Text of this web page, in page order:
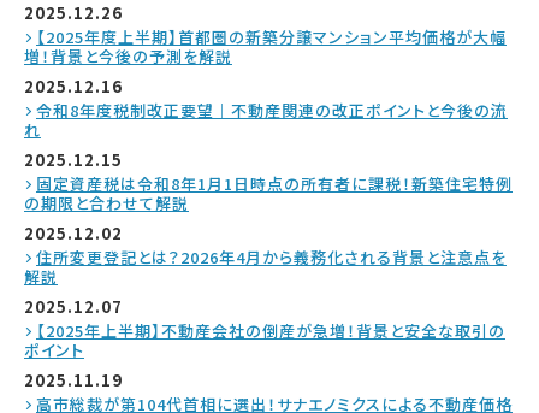
2025.12.26
【2025年度上半期】首都圏の新築分譲マンション平均価格が大幅
増！背景と今後の予測を解説
2025.12.16
令和8年度税制改正要望｜不動産関連の改正ポイントと今後の流
れ
2025.12.15
固定資産税は令和8年1月1日時点の所有者に課税！新築住宅特例
の期限と合わせて解説
2025.12.02
住所変更登記とは？2026年4月から義務化される背景と注意点を
解説
2025.12.07
【2025年上半期】不動産会社の倒産が急増！背景と安全な取引の
ポイント
2025.11.19
高市総裁が第104代首相に選出！サナエノミクスによる不動産価格